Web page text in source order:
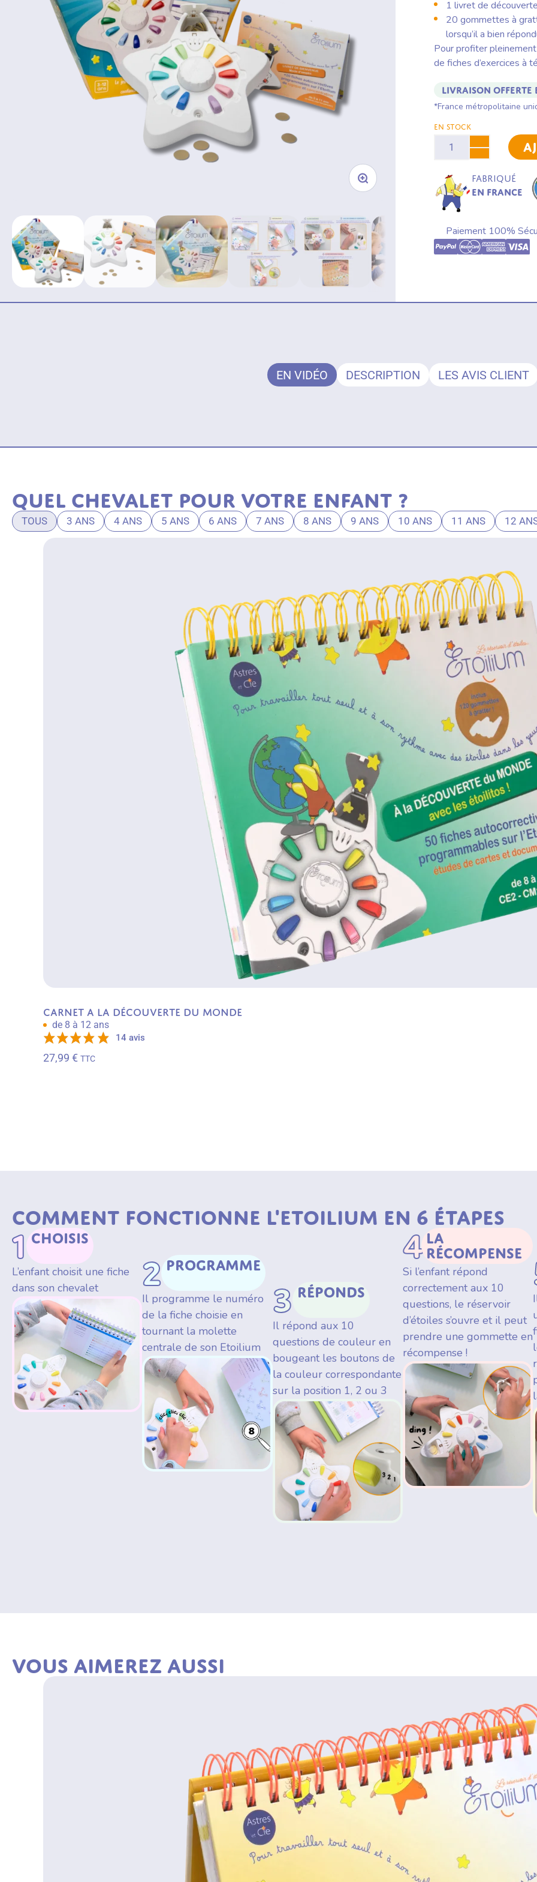
1 livret de
20 gommettes à
lorsqu’il a bien
Pour profiter pleinement
de fiches d’exercices à
Livraison offerte
*France métropolitaine
EN STOCK
Fabriqué
en France
Paiement 100%
EN VIDÉO DESCRIPTION LES AVIS CLIENT
Quel chevalet pour votre enfant ?
TOUS 3 ANS 4 ANS 5 ANS 6 ANS 7 ANS 8 ANS 9 ANS 10 ANS 11 ANS 12
Carnet A la découverte du monde
de 8 à 12 ans
14 avis
27,99 € TTC
Comment fonctionne l'Etoilium en 6 étapes
1 Choisis
L’enfant choisit une fiche
dans son chevalet
2 Programme
Il programme le numéro
de la fiche choisie en
tournant la molette
centrale de son Etoilium
3 Réponds
Il répond aux 10
questions de couleur en
bougeant les boutons de
la couleur correspondante
sur la position 1, 2 ou 3
4 La
récompense
Si l’enfant répond
correctement aux 10
questions, le réservoir
d’étoiles s’ouvre et il peut
prendre une gommette en
récompense !
Vous aimerez aussi